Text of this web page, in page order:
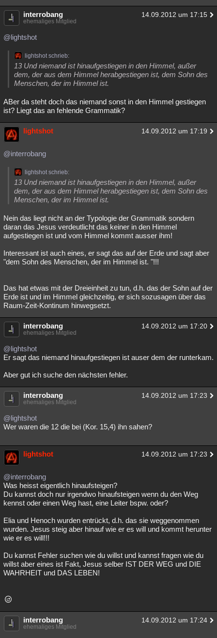
interrobang 14.09.2012 um 17:15
ehemaliges Mitglied
@lightshot
lightshot schrieb:
13 Und niemand ist hinaufgestiegen in den Himmel, außer
dem, der aus dem Himmel herabgestiegen ist, dem Sohn des
Menschen, der im Himmel ist.
ABer da steht doch das niemand sonst in den Himmel gestiegen
ist? Liegt das an fehlende Grammatik?
lightshot 14.09.2012 um 17:19
@interrobang
lightshot schrieb:
13 Und niemand ist hinaufgestiegen in den Himmel, außer
dem, der aus dem Himmel herabgestiegen ist, dem Sohn des
Menschen, der im Himmel ist.
Nein das liegt nicht an der Typologie der Grammatik sondern
daran das Jesus verdeutlicht das keiner in den Himmel
aufgestiegen ist und vom Himmel kommt ausser ihm!
Interessant ist auch eines, er sagt das auf der Erde und sagt aber
"dem Sohn des Menschen, der im Himmel ist. "!!!
Das hat etwas mit der Dreieinheit zu tun, d.h. das der Sohn auf der
Erde ist und im Himmel gleichzeitig, er sich sozusagen über das
Raum-Zeit-Kontinum hinwegsetzt.
interrobang 14.09.2012 um 17:20
ehemaliges Mitglied
@lightshot
Er sagt das niemand hinaufgestiegen ist auser dem der runterkam.
Aber gut ich suche den nächsten fehler.
interrobang 14.09.2012 um 17:23
ehemaliges Mitglied
@lightshot
Wer waren die 12 die bei (Kor. 15,4) ihn sahen?
lightshot 14.09.2012 um 17:23
@interrobang
Was heisst eigentlich hinaufsteigen?
Du kannst doch nur irgendwo hinaufsteigen wenn du den Weg
kennst oder einen Weg hast, eine Leiter bspw. oder?
Elia und Henoch wurden entrückt, d.h. das sie weggenommen
wurden. Jesus steig aber hinauf wie er es will und kommt herunter
wie er es will!!!
Du kannst Fehler suchen wie du willst und kannst fragen wie du
willst aber eines ist Fakt, Jesus selber IST DER WEG und DIE
WAHRHEIT und DAS LEBEN!
interrobang 14.09.2012 um 17:24
ehemaliges Mitglied